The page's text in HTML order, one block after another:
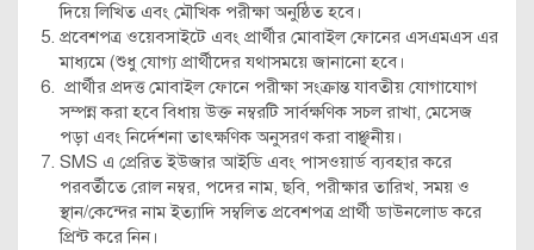
দিয়ে লিখিত এবং মৌখিক পরীক্ষা অনুষ্ঠিত হবে।
প্রবেশপত্র ওয়েবসাইটে এবং প্রার্থীর মোবাইল ফোনের এসএমএস এর
মাধ্যমে (শুধু যোগ্য প্রার্থীদের যথাসময়ে জানানো হবে।
প্রার্থীর প্রদত্ত মোবাইল ফোনে পরীক্ষা সংক্রান্ত যাবতীয় যোগাযোগ
সম্পন্ন করা হবে বিধায় উক্ত নম্বরটি সার্বক্ষণিক সচল রাখা, মেসেজ
পড়া এবং নির্দেশনা তাৎক্ষণিক অনুসরণ করা বাঞ্ছনীয়।
SMS এ প্রেরিত ইউজার আইডি এবং পাসওয়ার্ড ব্যবহার করে
পরবর্তীতে রোল নম্বর, পদের নাম, ছবি, পরীক্ষার তারিখ, সময় ও
স্থান/কেন্দের নাম ইত্যাদি সম্বলিত প্রবেশপত্র প্রার্থী ডাউনলোড করে
প্রিন্ট করে নিন।